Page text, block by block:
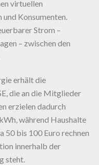
virtuellen
und Konsumenten.
Strom –
– zwischen den
erhält die
die an die Mitglieder
erzielen dadurch
während Haushalte
50 bis 100 Euro rechnen
innerhalb der
steht.